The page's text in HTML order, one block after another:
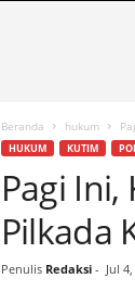
Beranda hukum
HUKUM KUTIM
Pagi
Pilkada
Penulis Redaksi- Jul